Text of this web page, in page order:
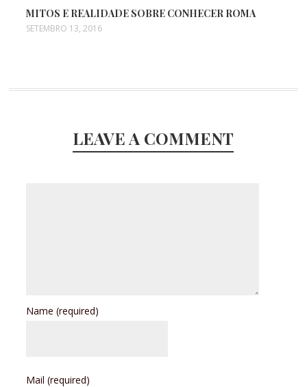
MITOS E REALIDADE SOBRE CONHECER ROMA
SETEMBRO 13, 2016
LEAVE A COMMENT
Name(required)
Mail(required)